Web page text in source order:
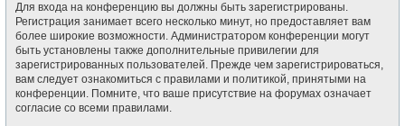
Для входа на конференцию вы должны быть зарегистрированы.
Регистрация занимает всего несколько минут, но предоставляет вам
более широкие возможности. Администратором конференции могут
быть установлены также дополнительные привилегии для
зарегистрированных пользователей. Прежде чем зарегистрироваться,
вам следует ознакомиться с правилами и политикой, принятыми на
конференции. Помните, что ваше присутствие на форумах означает
согласие со всеми правилами.